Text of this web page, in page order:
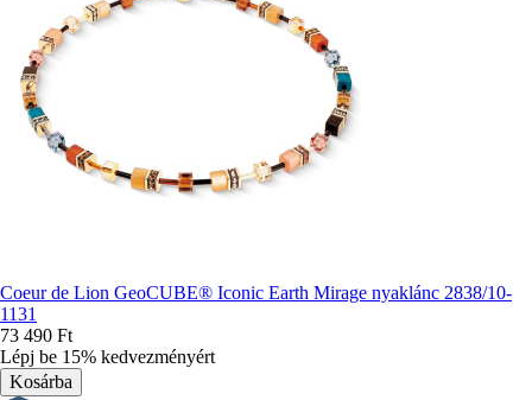
Coeur de Lion GeoCUBE® Iconic Earth Mirage nyaklánc 2838/10-
1131
73 490 Ft
Lépj be 15% kedvezményért